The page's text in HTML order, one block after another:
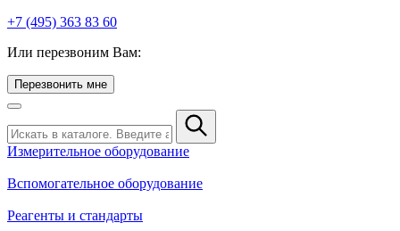
+7 (495) 363 83 60
Или перезвоним Вам:
Перезвонить мне
Измерительное оборудование
Вспомогательное оборудование
Реагенты и стандарты